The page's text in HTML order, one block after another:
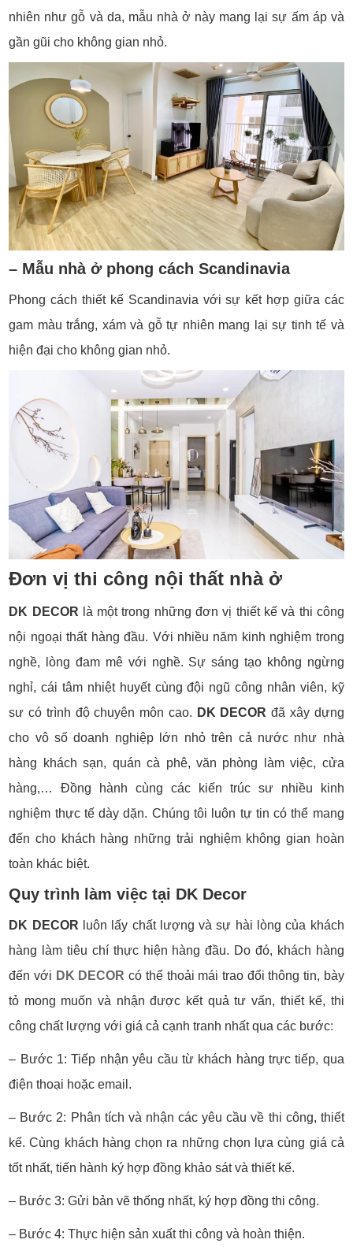
nhiên như gỗ và da, mẫu nhà ở này mang lại sự ấm áp và
gần gũi cho không gian nhỏ.
– Mẫu nhà ở phong cách Scandinavia
Phong cách thiết kế Scandinavia với sự kết hợp giữa các
gam màu trắng, xám và gỗ tự nhiên mang lại sự tinh tế và
hiện đại cho không gian nhỏ.
Đơn vị thi công nội thất nhà ở
DK DECOR là một trong những đơn vị thiết kế và thi công
nội ngoại thất hàng đầu. Với nhiều năm kinh nghiệm trong
nghề, lòng đam mê với nghề. Sự sáng tạo không ngừng
nghỉ, cái tâm nhiệt huyết cùng đội ngũ công nhân viên, kỹ
sư có trình độ chuyên môn cao. DK DECOR đã xây dựng
cho vô số doanh nghiệp lớn nhỏ trên cả nước như nhà
hàng khách sạn, quán cà phê, văn phòng làm việc, cửa
hàng,… Đồng hành cùng các kiến ​​trúc sư nhiều kinh
nghiệm thực tế dày dặn. Chúng tôi luôn tự tin có thể mang
đến cho khách hàng những trải nghiệm không gian hoàn
toàn khác biệt.
Quy trình làm việc tại DK Decor
DK DECOR luôn lấy chất lượng và sự hài lòng của khách
hàng làm tiêu chí thực hiện hàng đầu. Do đó, khách hàng
đến với DK DECOR có thể thoải mái trao đổi thông tin, bày
tỏ mong muốn và nhận được kết quả tư vấn, thiết kế, thi
công chất lượng với giá cả cạnh tranh nhất qua các bước:
– Bước 1: Tiếp nhận yêu cầu từ khách hàng trực tiếp, qua
điện thoại hoặc email.
– Bước 2: Phân tích và nhận các yêu cầu về thi công, thiết
kế. Cùng khách hàng chọn ra những chọn lựa cùng giá cả
tốt nhất, tiến hành ký hợp đồng khảo sát và thiết kế.
– Bước 3: Gửi bản vẽ thống nhất, ký hợp đồng thi công.
– Bước 4: Thực hiện sản xuất thi công và hoàn thiện.